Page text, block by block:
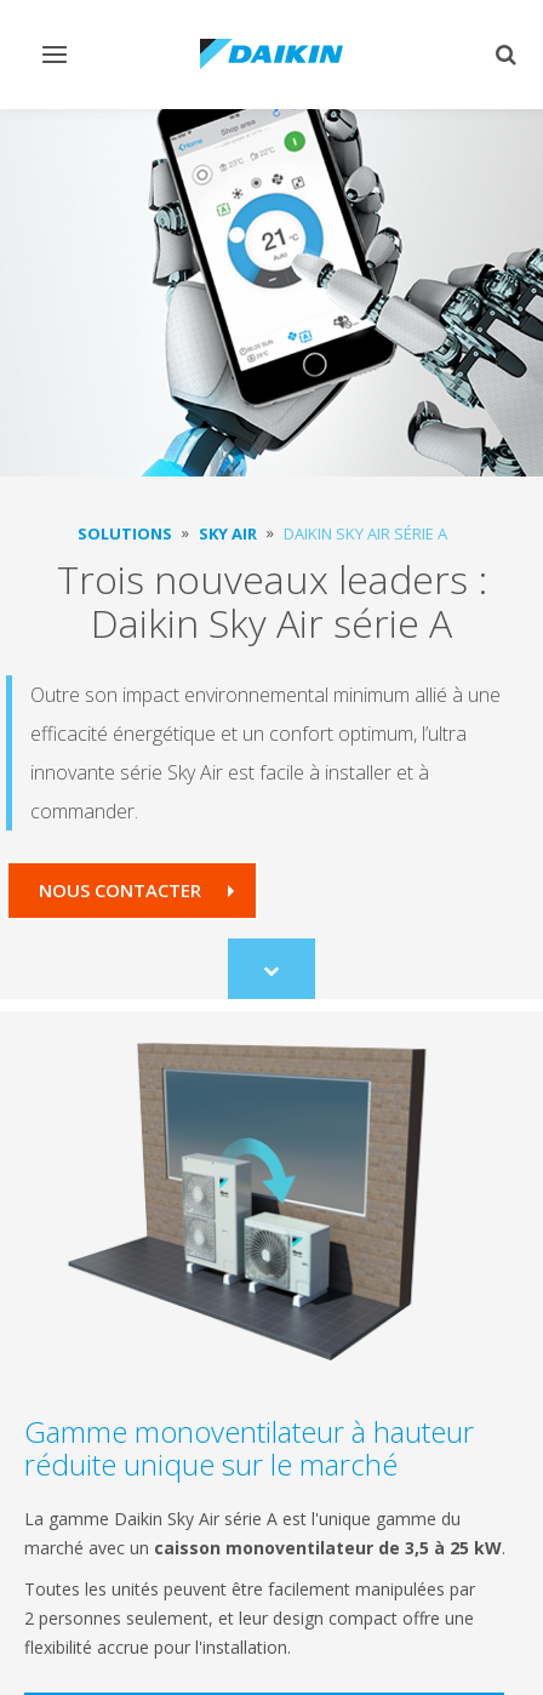
Afficher/masquer
SOLUTIONS SKY AIR DAIKIN SKY AIR SÉRIE A
Trois nouveaux leaders :
Daikin Sky Air série A
Outre son impact environnemental minimum allié à une
efficacité énergétique et un confort optimum, l’ultra
innovante série Sky Air est facile à installer et à
commander.
NOUS CONTACTER
Scroll
to
Gamme monoventilateur à hauteur
réduite unique sur le marché
La gamme Daikin Sky Air série A est l'unique gamme du
marché avec un caisson monoventilateur de 3,5 à 25 kW.
Toutes les unités peuvent être facilement manipulées par
2 personnes seulement, et leur design compact offre une
flexibilité accrue pour l'installation.